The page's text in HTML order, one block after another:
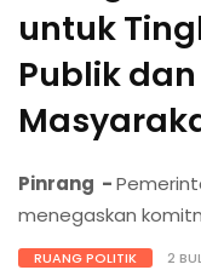
untuk
Publik
Pinrang -
menegaskan
RUANG POLITIK 2